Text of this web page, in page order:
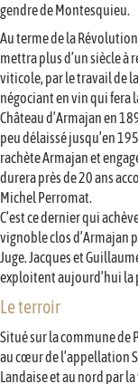
gendre de Montesquieu.
Au terme de la
mettra plus d’un siècle à
viticole, par le travail de
négociant en vin qui fera
Château d’Armajan en
peu délaissé jusqu’en
rachète Armajan et
durera près de 20 ans
Michel Perromat.
C’est ce dernier qui
vignoble clos d’Armajan
Juge. Jacques et
exploitent aujourd’hui
Le terroir
Situé sur la commune de
au cœur de l’appellation
Landaise et au nord par